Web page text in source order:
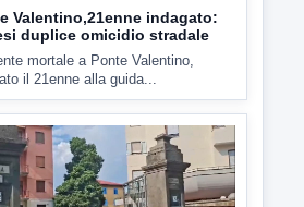
▶
2026 CRONACA
o aggressione? Sarà
a chiarire il giallo di Villa
con ogni probabilità all'inizio
prossima settimana l'incarico...